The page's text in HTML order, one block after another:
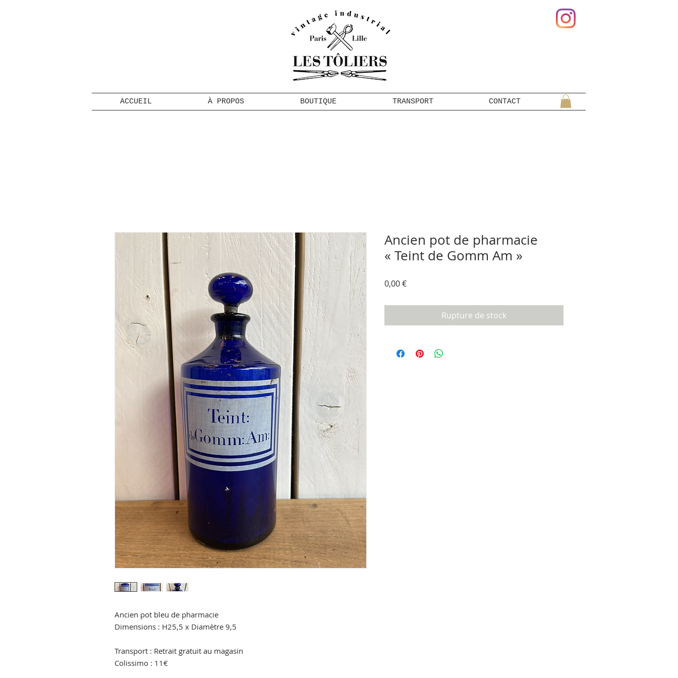
ACCUEIL À PROPOS BOUTIQUE TRANSPORT CONTACT
Ancien pot bleu de pharmacie
Dimensions : H25,5 x Diamètre 9,5
Transport : Retrait gratuit au magasin
Colissimo : 11€
Ancien pot de pharmacie
« Teint de Gomm Am »
0,00 €Prix
Rupture de stock